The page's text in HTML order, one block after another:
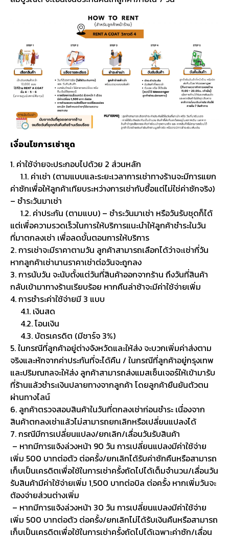
เงื่อนไขการเช่าชุด
1. ค่าใช้จ่ายจะประกอบไปด้วย 2 ส่วนหลัก
1.1. ค่าเช่า (ตามแบบและระยะเวลาการเช่าทางร้านจะมีการแยก
ค่าซักเพื่อให้ลูกค้าเทียบระหว่างการเช่ากับซื้อแต่ไม่ใช่ค่าซักจริง)
– ชำระวันมาเช่า
1.2. ค่าประกัน (ตามแบบ) – ชำระวันมาเช่า หรือวันรับชุดก็ได้
แต่เพื่อความรวดเร็วในการให้บริการแนะนำให้ลูกค้าชำระในวัน
ที่มาตกลงเช่า เพื่อลดขั้นตอนการให้บริการ
2. การเช่าจะมีราคาตามวัน ลูกค้าสามารถเลือกได้ว่าจะเช่ากี่วัน
หากลูกค้าเช่านานราคาเช่าต่อวันจะถูกลง
3. การนับวัน จะนับตั้งแต่วันที่สินค้าออกจากร้าน ถึงวันที่สินค้า
กลับเข้ามาทางร้านเรียบร้อย หากคืนล่าช้าจะมีค่าใช้จ่ายเพิ่ม
4. การชำระค่าใช้จ่ายมี 3 แบบ
4.1. เงินสด
4.2. โอนเงิน
4.3. บัตรเครดิต (มีชาร์จ 3%)
5. ในกรณีที่ลูกค้าอยู่ต่างจังหวัดและให้ส่ง จะบวกเพิ่มค่าส่งตาม
จริงและหักจากค่าประกันที่จะได้คืน / ในกรณีที่ลูกค้าอยู่กรุงเทพ
และปริมณฑลจะให้ส่ง ลูกค้าสามารถส่งแมสเซ็นเจอร์ให้เข้ามารับ
ที่ร้านแล้วชำระเงินปลายทางจากลูกค้า โดยลูกค้ายืนยันตัวตน
ผ่านทางไลน์
6. ลูกค้าตรวจสอบสินค้าในวันที่ตกลงเช่าก่อนชำระ เนื่องจาก
สินค้าตกลงเช่าแล้วไม่สามารถยกเลิกหรือเปลี่ยนแปลงได้
7. กรณีมีการเปลี่ยนแปลง/ยกเลิก/เลื่อนวันรับสินค้า
– หากมีการแจ้งล่วงหน้า 90 วัน การเปลี่ยนแปลงมีค่าใช้จ่าย
เพิ่ม 500 บาทต่อตัว ต่อครั้ง/ยกเลิกได้รับค่าซักคืนหรือสามารถ
เก็บเป็นเครดิตเพื่อใช้ในการเช่าครั้งถัดไปได้เต็มจำนวน/เลื่อนวัน
รับสินค้ามีค่าใช้จ่ายเพิ่ม 1,500 บาทต่อบิล ต่อครั้ง หากเพิ่มวันจะ
ต้องจ่ายส่วนต่างเพิ่ม
– หากมีการแจ้งล่วงหน้า 30 วัน การเปลี่ยนแปลงมีค่าใช้จ่าย
เพิ่ม 500 บาทต่อตัว ต่อครั้ง/ยกเลิกไม่ได้รับเงินคืนหรือสามารถ
เก็บเป็นเครดิตเพื่อใช้ในการเช่าครั้งถัดไปได้เฉพาะค่าซัก/เลื่อน